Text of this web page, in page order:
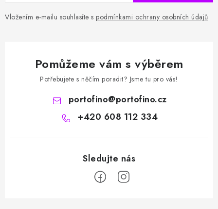
Vložením e-mailu souhlasíte s podmínkami ochrany osobních údajů
Pomůžeme vám s výběrem
Potřebujete s něčím poradit? Jsme tu pro vás!
portofino@portofino.cz
+420 608 112 334